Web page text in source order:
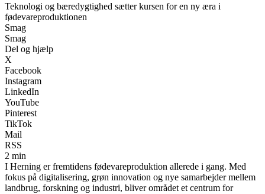
Teknologi og bæredygtighed sætter kursen for en ny æra i
fødevareproduktionen
Smag
Smag
Del og hjælp
X
Facebook
Instagram
LinkedIn
YouTube
Pinterest
TikTok
Mail
RSS
2 min
I Herning er fremtidens fødevareproduktion allerede i gang. Med
fokus på digitalisering, grøn innovation og nye samarbejder mellem
landbrug, forskning og industri, bliver området et centrum for